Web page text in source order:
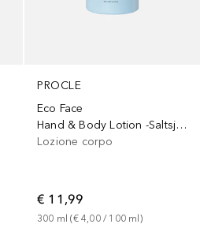
PROCLE
Eco Face
Hand & Body Lotion -Saltsjön
Lozione corpo
€ 11,99
300 ml (€ 4,00 / 100 ml )